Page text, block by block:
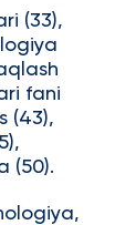
(33),
fani
(43),
(50).